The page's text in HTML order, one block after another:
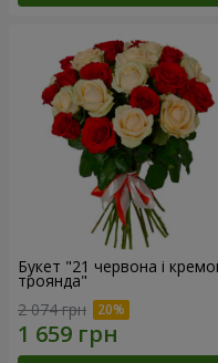
Букет "21 червона і
троянда"
2 074 грн